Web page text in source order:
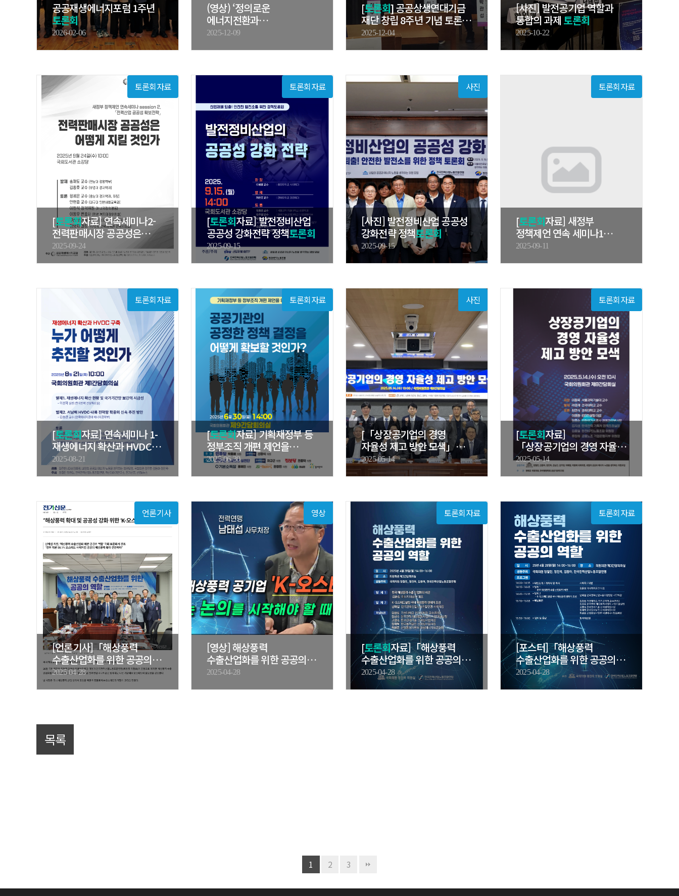
공공재생에너지포럼 1주년
토론회
2026-02-06
(영상) ‘정의로운
에너지전환과
공공재생에너지법’ 토론…
2025-12-09
[토론회] 공공상생연대기금
재단 창립 8주년 기념 토론…
2025-12-04
[사진] 발전공기업 역할과
통합의 과제 토론회
2025-10-22
토론회자료
[토론회자료] 연속세미나2-
전력판매시장 공공성은
어떻게…
2025-09-24
토론회자료
[토론회자료] 발전정비산업
공공성 강화전략 정책토론회
2025-09-15
사진
[사진] 발전정비산업 공공성
강화전략 정책토론회
2025-09-15
토론회자료
[토론회자료] 새정부
정책제언 연속 세미나1
'해상풍력…
2025-09-11
토론회자료
[토론회자료] 연속세미나 1-
재생에너지 확산과 HVDC…
2025-08-21
토론회자료
[토론회자료] 기획재정부 등
정부조직 개편 제언을
위한…
2025-06-30
사진
[「상장공기업의 경영
자율성 제고 방안 모색」
국회 토…
2025-05-14
토론회자료
[토론회자료]
「상장공기업의 경영 자율성
제고 방안 모색…
2025-05-14
언론기사
[언론기사]「해상풍력
수출산업화를 위한 공공의
역할」 …
2025-04-28
영상
[영상] 해상풍력
수출산업화를 위한 공공의
역할」 국회…
2025-04-28
토론회자료
[토론회자료]「해상풍력
수출산업화를 위한 공공의
역할」…
2025-04-28
토론회자료
[포스터]「해상풍력
수출산업화를 위한 공공의
역할」 국…
2025-04-28
목록
1 2 3